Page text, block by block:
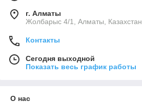
г. Алматы
Жолбарыс 4/1, Алматы, Казахстан
Контакты
Сегодня выходной
Показать весь график работы
О нас